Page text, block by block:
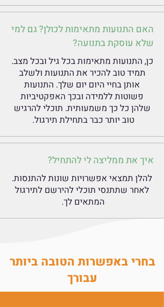
האם התנועות מתאימות לכולן? גם למי
שלא עוסקת בתנועה?
כן, התנועות מתאימות בכל גיל ובכל מצב.
תמיד טוב להכיר את התנועות ולשלב
אותן בחיי היום יום שלך. התנועות
פשוטות ללמידה ובכך האפקטיביות
שלהן כל כך משמעותית. תוכלי להרגיש
טוב יותר כבר בתחילת תירגול.
איך את ממליצה לי להתחיל?
להלן תמצאי אפשרויות שונות להתנסות.
לאחר שתתנסי תוכלי להירשם לתירגול
המתאים לך.
בחרי באפשרות הטובה ביותר
עבורך